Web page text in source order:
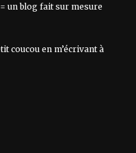
un blog fait sur mesure
coucou en m’écrivant à